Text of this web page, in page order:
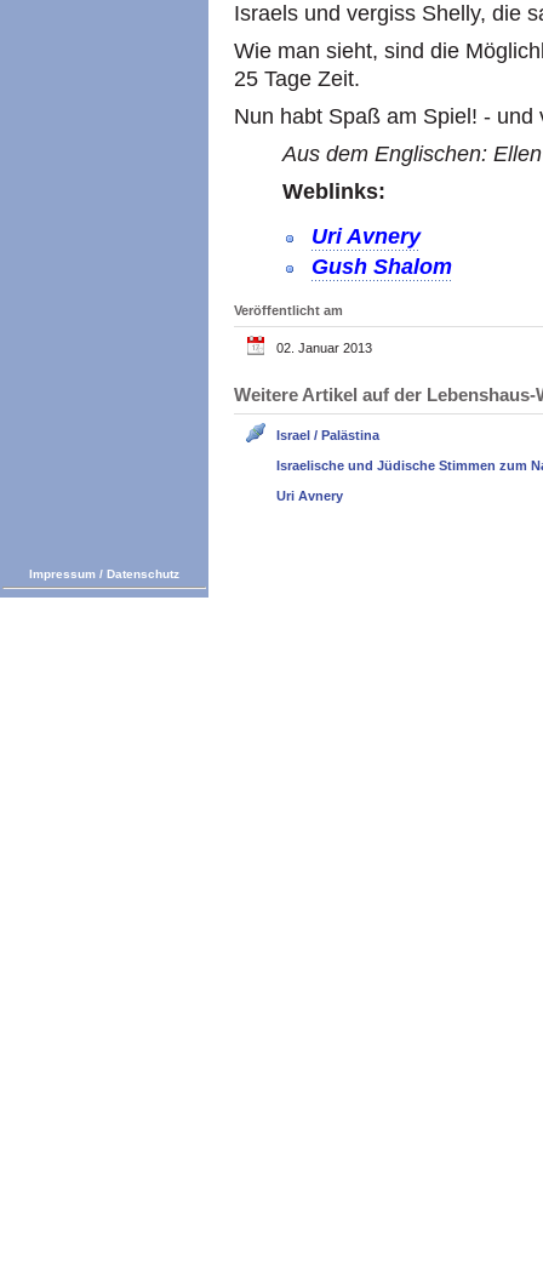
Israels und vergiss Shelly, die
Wie man sieht, sind die
25 Tage Zeit.
Nun habt Spaß am Spiel! - und
Aus dem Englischen:
Weblinks:
Uri Avnery
Gush Shalom
Veröffentlicht am
02. Januar 2013
Weitere Artikel auf der
Israel / Palästina
Israelische und Jüdische Stimmen zum
Uri Avnery
Impressum / Datenschutz